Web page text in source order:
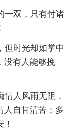
一双，只有付诸
但时光却如掌中
没有人能够挽
人风雨无阻，
人自甘清苦；多